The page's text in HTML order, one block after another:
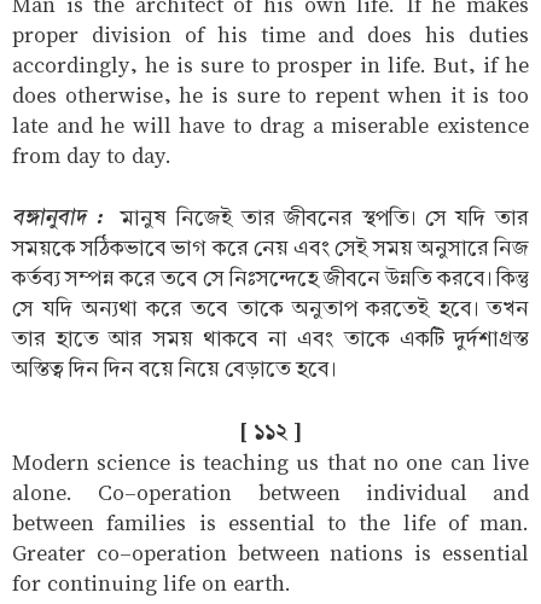
proper division of his time and does his duties
accordingly, he is sure to prosper in life. But, if he
does otherwise, he is sure to repent when it is too
late and he will have to drag a miserable existence
from day to day.
বঙ্গানুবাদ : মানুষ নিজেই তার জীবনের স্থপতি। সে যদি তার
সময়কে সঠিকভাবে ভাগ করে নেয় এবং সেই সময় অনুসারে নিজ
কর্তব্য সম্পন্ন করে তবে সে নিঃসন্দেহে জীবনে উন্নতি করবে। কিন্তু
সে যদি অন্যথা করে তবে তাকে অনুতাপ করতেই হবে। তখন
তার হাতে আর সময় থাকবে না এবং তাকে একটি দুর্দশাগ্রস্ত
অস্তিত্ব দিন দিন বয়ে নিয়ে বেড়াতে হবে।
[ ১১২ ]
Modern science is teaching us that no one can live
alone. Co-operation between individual and
between families is essential to the life of man.
Greater co-operation between nations is essential
for continuing life on earth.